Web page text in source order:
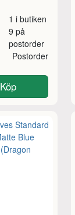
1 i butiken
9 på
postorder
Postorder
Köp